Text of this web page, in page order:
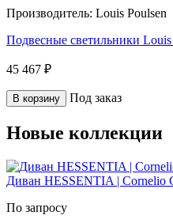
Производитель: Louis Poulsen
Подвесные светильники
45 467 ₽
В корзину Под заказ
Новые коллекции
Диван HESSENTIA | Cornelio
По запросу